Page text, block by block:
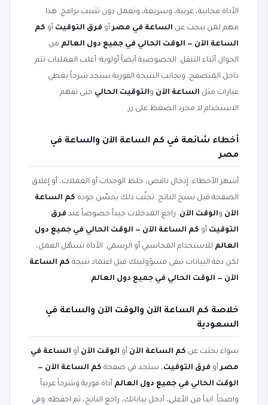
الأداة مجانية، عربية، وسريعة، وتعمل دون تثبيت برامج. هذا
مهم لمن يبحث عن الساعة في مصرأو فرق التوقيت أو كم
الساعة الآن — الوقت الحالي في جميع دول العالم من
الجوال أثناء التنقل. الخصوصية أيضاً أولوية؛ أغلب العمليات تتم
داخل المتصفح. وبجانب النتيجة الفورية ستجد شرحاً يغطي
عبارات مثل الساعة الآن والتوقيت الحالي حتى تفهم
الاستخدام لا مجرد الضغط على زر.
أخطاء شائعة في كم الساعة الآن والساعة في
مصر
أشهر الأخطاء: إدخال ناقص، خلط الوحدات أو العملات، أو إغلاق
الصفحة قبل نسخ الناتج. تجنّب ذلك يحسّن جودة كم الساعة
الآن والوقت الآن. راجع المدخلات جيداً خصوصاً عند فرق
التوقيت أو كم الساعة الآن — الوقت الحالي في جميع دول
العالم للاستخدام المحاسبي أو الرسمي. الأداة تسهّل العمل،
لكن دقة البيانات تبقى مسؤوليتك قبل اعتماد نتيجة كم الساعة
الآن — الوقت الحالي في جميع دول العالم.
خلاصة كم الساعة الآن والوقت الآن والساعة في
السعودية
سواء بحثت عن كم الساعة الآن أو الوقت الآن أو الساعة في
مصرأو فرق التوقيت، ستجد في صفحة كم الساعة الآن —
الوقت الحالي في جميع دول العالم أداة فورية وشرحاً عربياً
واضحاً. ابدأ من الأعلى، أدخل بياناتك، راجع الناتج، ثم احفظه. وفي